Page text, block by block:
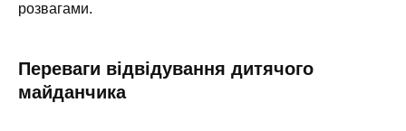
розвагами.
Переваги відвідування дитячого
майданчика